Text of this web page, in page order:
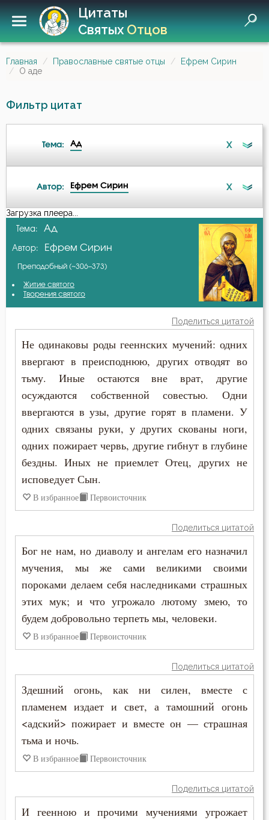
Цитаты
СвятыхОтцов
Главная Православные святые отцы
Ефрем Сирин
О аде
Фильтр цитат
Тема: Ад X
Ад
Антихрист
Бдение
Бедность
Беспечность
Бесстрастие
Бесы
Благоговение
Благодать
Ближний
Блуд
Бог
Богопознание
Богородица
Автор: Ефрем Сирин X
А-я
Авва Исайя (Скитский)
Антоний Оптинский (Путилов)
Варсонофий Оптинский (Плиханков)
Григорий Синаит
Епифаний Кипрский
Ефрем Сирин
Иоанн Златоуст
Иосиф Оптинский (Литовкин)
Симеон Новый Богослов
Тихон Задонский
Феофан Затворник
Загрузка плеера...
Тема: Ад
Автор: Ефрем Сирин
Преподобный (~306–373)
Житие святого
Творения святого
Поделиться цитатой
Не одинаковы роды гееннских мучений: одних
ввергают в преисподнюю, других отводят во
тьму. Иные остаются вне врат, другие
осуждаются собственной совестью. Одни
ввергаются в узы, другие горят в пламени. У
одних связаны руки, у других скованы ноги,
одних пожирает червь, другие гибнут в глубине
бездны. Иных не приемлет Отец, других не
исповедует Сын.
В избранное Первоисточник
Поделиться цитатой
Бог не нам, но диаволу и ангелам его назначил
мучения, мы же сами великими своими
пороками делаем себя наследниками страшных
этих мук; и что угрожало лютому змею, то
будем добровольно терпеть мы, человеки.
В избранное Первоисточник
Поделиться цитатой
Здешний огонь, как ни силен, вместе с
пламенем издает и свет, а тамошний огонь
<адский> пожирает и вместе он — страшная
тьма и ночь.
В избранное Первоисточник
Поделиться цитатой
И геенною и прочими мучениями угрожает